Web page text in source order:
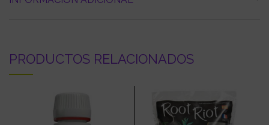
PRODUCTOS RELACIONADOS